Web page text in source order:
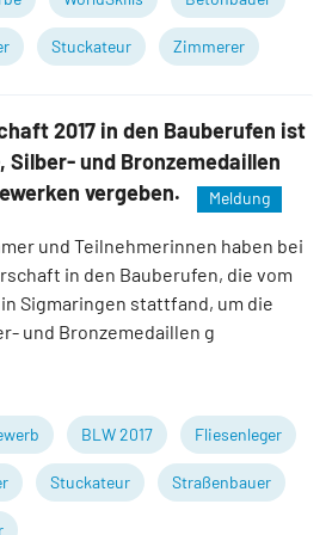
Stuckateur Zimmerer
2017 in den Bauberufen ist
und Bronzemedaillen
vergeben.
Meldung
und Teilnehmerinnen haben bei
in den Bauberufen, die vom
in Sigmaringen stattfand, um die
und Bronzemedaillen g
BLW 2017 Fliesenleger
Stuckateur Straßenbauer